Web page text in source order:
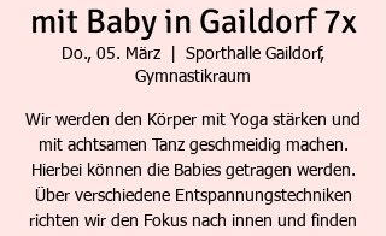
mit Baby in Gaildorf 7x
Do., 05. März
Sporthalle Gaildorf,
Gymnastikraum
Wir werden den Körper mit Yoga stärken und
mit achtsamen Tanz geschmeidig machen.
Hierbei können die Babies getragen werden.
Über verschiedene Entspannungstechniken
richten wir den Fokus nach innen und finden